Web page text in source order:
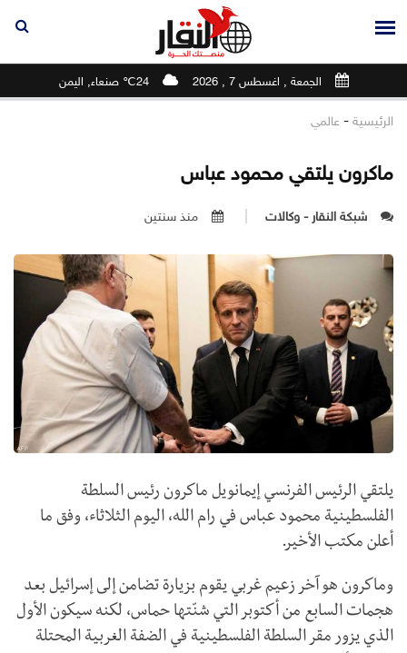
الجمعة , اغسطس 7 , 2026 24℃ صنعاء, اليمن
الرئيسية - عالمي
ماكرون يلتقي محمود عباس
شبكة النقار - وكالات منذ سنتين
يلتقي الرئيس الفرنسي إيمانويل ماكرون رئيس السلطة
الفلسطينية محمود عباس في رام الله، اليوم الثلاثاء، وفق ما
أعلن مكتب الأخير.
وماكرون هو آخر زعيم غربي يقوم بزيارة تضامن إلى إسرائيل بعد
هجمات السابع من أكتوبر التي شنّتها حماس، لكنه سيكون الأول
الذي يزور مقر السلطة الفلسطينية في الضفة الغربية المحتلة